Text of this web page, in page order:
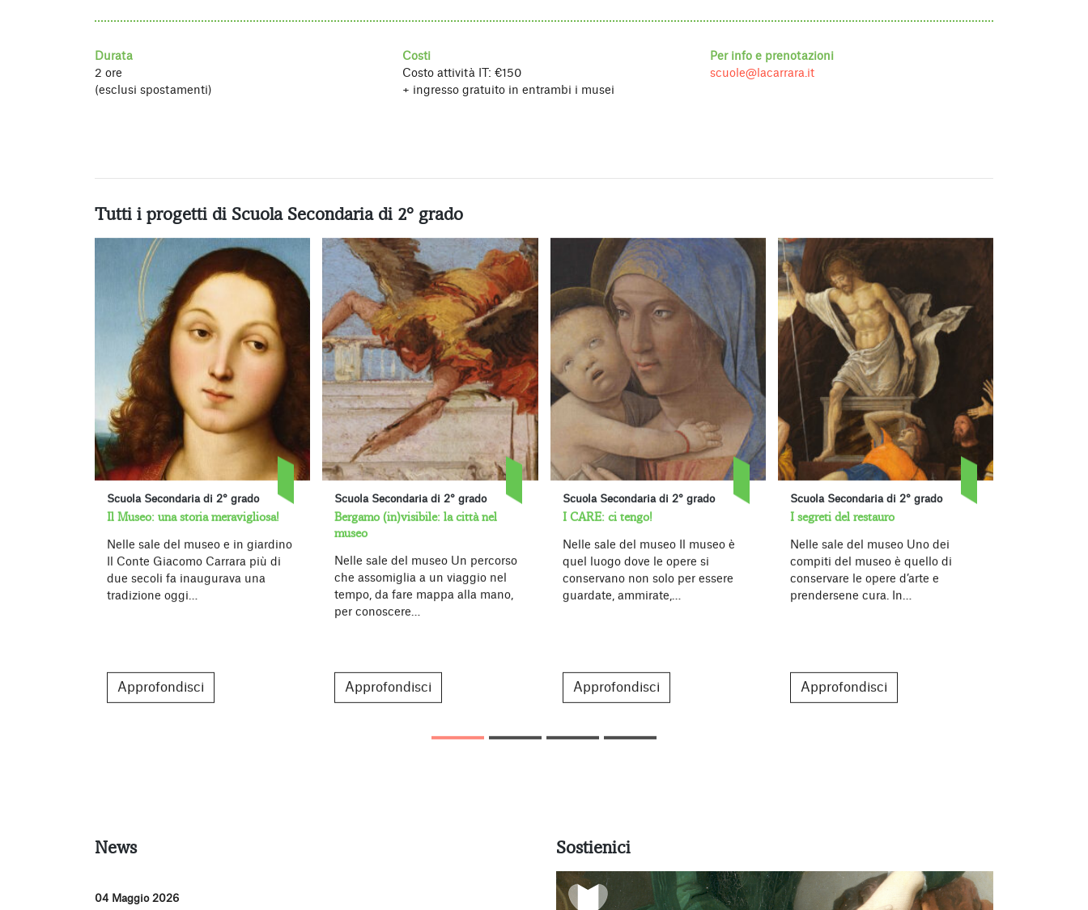
Durata
2 ore
(esclusi spostamenti)
Costi
Costo attività IT: €150
+ ingresso gratuito in entrambi i musei
Per info e prenotazioni
scuole@lacarrara.it
Tutti i progetti di Scuola Secondaria di 2° grado
Scuola Secondaria di 2° grado
Il Museo: una storia meravigliosa!
Nelle sale del museo e in giardino
Il Conte Giacomo Carrara più di
due secoli fa inaugurava una
tradizione oggi…
Approfondisci
Scuola Secondaria di 2° grado
Bergamo (in)visibile: la città nel
museo
Nelle sale del museo Un percorso
che assomiglia a un viaggio nel
tempo, da fare mappa alla mano,
per conoscere…
Approfondisci
Scuola Secondaria di 2° grado
I CARE: ci tengo!
Nelle sale del museo Il museo è
quel luogo dove le opere si
conservano non solo per essere
guardate, ammirate,…
Approfondisci
Scuola Secondaria di 2° grado
I segreti del restauro
Nelle sale del museo Uno dei
compiti del museo è quello di
conservare le opere d’arte e
prendersene cura. In…
Approfondisci
News
04 Maggio 2026 10 Marzo 2026 03 Febbraio 2026
Sostienici